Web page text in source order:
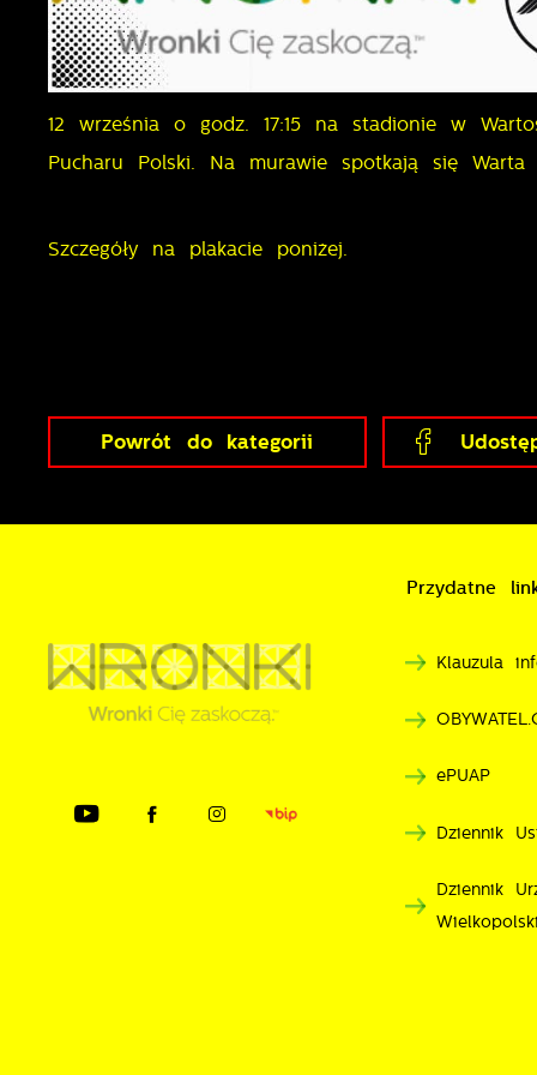
12 września o godz. 17:15 na stadionie w
Pucharu Polski. Na murawie spotkają się Warta
Szczegóły na plakacie poniżej.
Powrót do kategorii
Przydatne
Klauzula
ePUAP
Dziennik
Dziennik